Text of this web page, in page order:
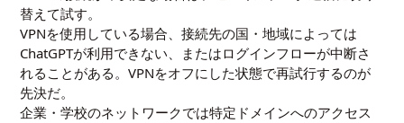
替えて試す。
VPNを使用している場合、接続先の国・地域によっては
ChatGPTが利用できない、またはログインフローが中断さ
れることがある。VPNをオフにした状態で再試行するのが
先決だ。
企業・学校のネットワークでは特定ドメインへのアクセス